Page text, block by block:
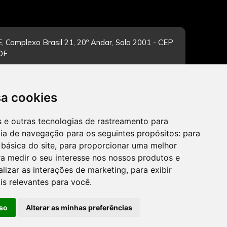
cookies
e outras tecnologias de rastreamento para
de navegação para os seguintes propósitos: para
do site, para proporcionar uma melhor
medir o seu interesse nos nossos produtos e
as interações de marketing, para exibir
relevantes para você.
Alterar as minhas preferências
Complexo Brasil 21, 20º Andar, Sala 2001 - CEP
CADASTRAR